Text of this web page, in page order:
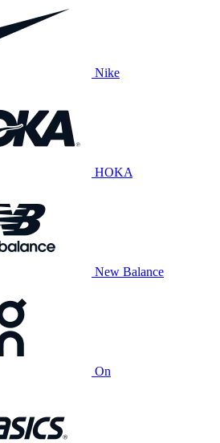
Nike
HOKA
New Balance
On